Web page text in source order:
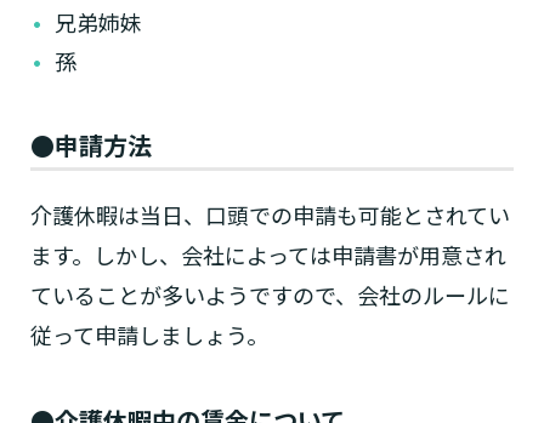
兄弟姉妹
孫
●申請方法
介護休暇は当日、口頭での申請も可能とされてい
ます。しかし、会社によっては申請書が用意され
ていることが多いようですので、会社のルールに
従って申請しましょう。